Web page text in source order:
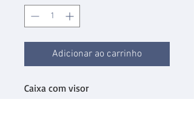
Adicionar ao carrinho
Caixa com visor